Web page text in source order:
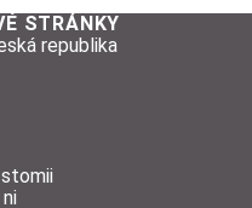
STRÁNKY
republika